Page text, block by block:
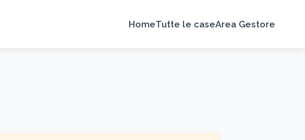
HomeTutte le caseArea Gestore